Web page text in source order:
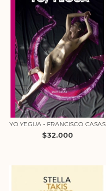
YO YEGUA - FRANCISCO CASAS
$32.000